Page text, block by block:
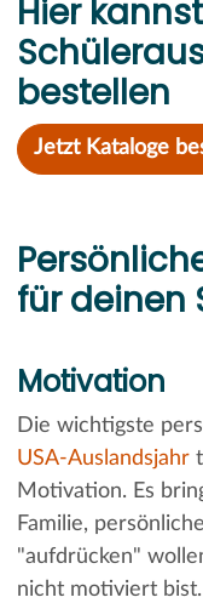
Hier
bestellen
Jetzt Kataloge
für deinen
Motivation
Die wichtigste
USA-Auslandsjahr
Motivation. Es
Familie,
"aufdrücken"
nicht motiviert